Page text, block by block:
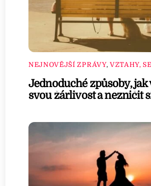
NEJNOVĚJŠÍ ZPRÁVY, VZTAHY,
Jednoduché způsoby,
svou žárlivost a nezničit